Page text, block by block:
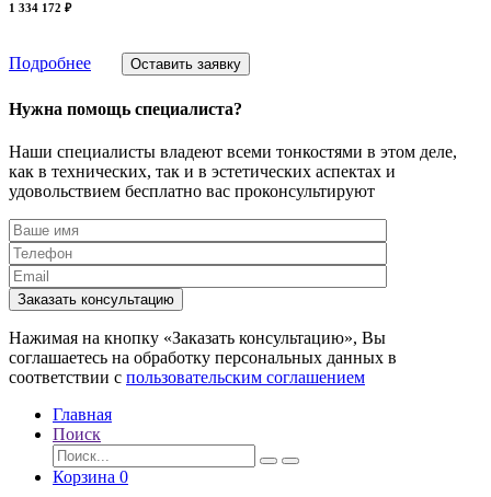
1 334 172 ₽
Подробнее Оставить заявку
Нужна помощь специалиста?
Наши специалисты владеют всеми тонкостями в этом деле,
как в технических, так и в эстетических аспектах и
удовольствием бесплатно вас проконсультируют
Заказать консультацию
Нажимая на кнопку «Заказать консультацию», Вы
соглашаетесь на обработку персональных данных в
соответствии с пользовательским соглашением
Главная
Поиск
Корзина 0